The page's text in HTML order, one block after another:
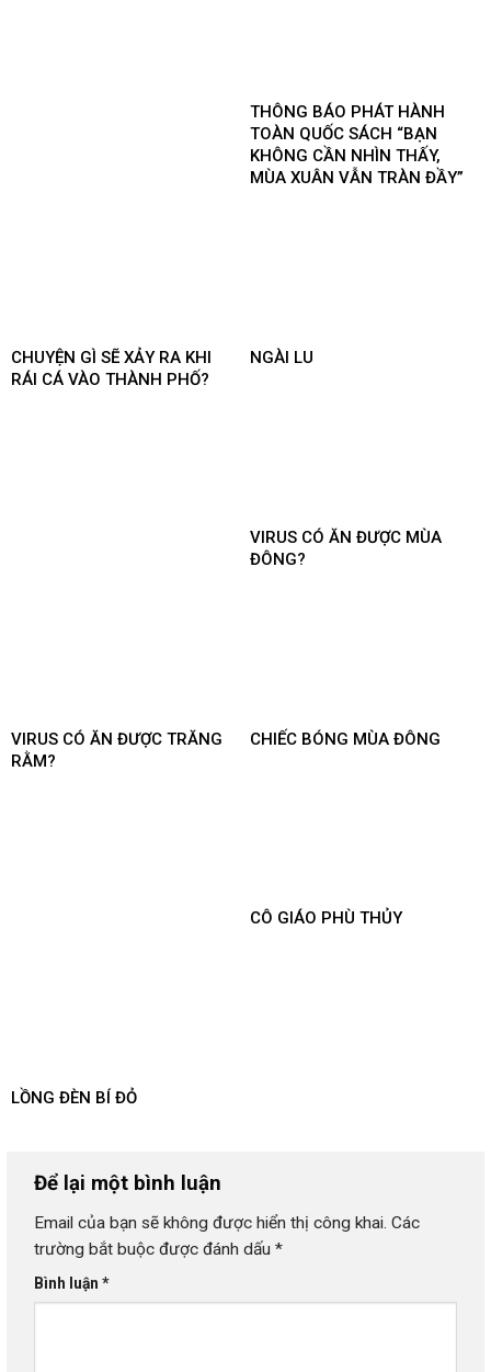
THÔNG BÁO PHÁT HÀNH
TOÀN QUỐC SÁCH “BẠN
KHÔNG CẦN NHÌN THẤY,
MÙA XUÂN VẪN TRÀN ĐẦY”
CHUYỆN GÌ SẼ XẢY RA KHI
RÁI CÁ VÀO THÀNH PHỐ?
NGÀI LU
VIRUS CÓ ĂN ĐƯỢC MÙA
ĐÔNG?
VIRUS CÓ ĂN ĐƯỢC TRĂNG
RẰM?
CHIẾC BÓNG MÙA ĐÔNG
CÔ GIÁO PHÙ THỦY
LỒNG ĐÈN BÍ ĐỎ
Để lại một bình luận
Email của bạn sẽ không được hiển thị công khai. Các
trường bắt buộc được đánh dấu *
Bình luận *